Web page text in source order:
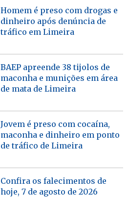
Homem é preso com drogas e
dinheiro após denúncia de
tráfico em Limeira
BAEP apreende 38 tijolos de
maconha e munições em área
de mata de Limeira
Jovem é preso com cocaína,
maconha e dinheiro em ponto
de tráfico de Limeira
Confira os falecimentos de
hoje, 7 de agosto de 2026